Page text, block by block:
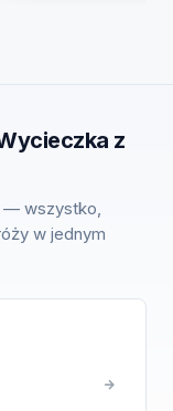
z
— wszystko,
w jednym